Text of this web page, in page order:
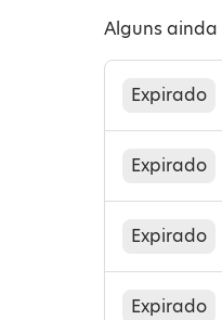
Alguns
Expirado
Expirado
Expirado
Expirado